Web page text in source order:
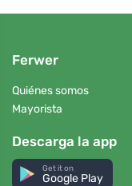
Ferwer
Quiénes somos
Mayorista
Descarga la app
Get it on
Google Play